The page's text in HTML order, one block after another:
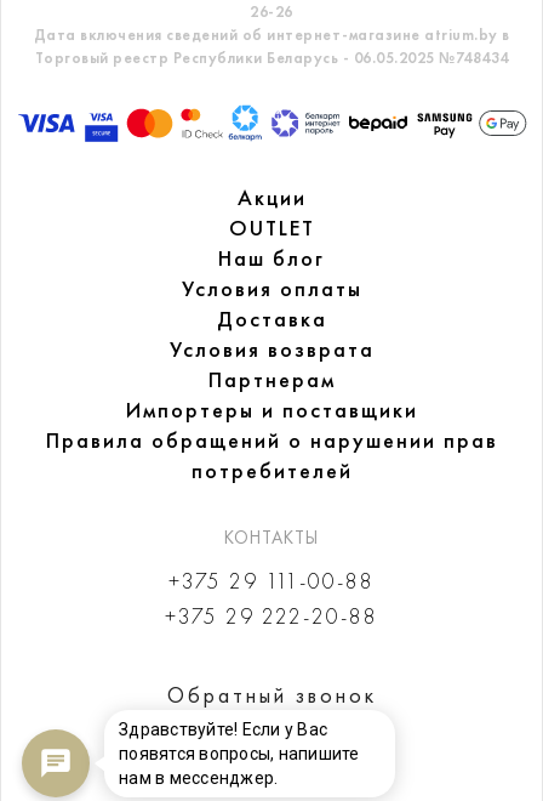
26-26
Дата включения сведений об интернет-магазине atrium.by в
Торговый реестр Республики Беларусь - 06.05.2025 №748434
Акции
OUTLET
Наш блог
Условия оплаты
Доставка
Условия возврата
Партнерам
Импортеры и поставщики
Правила обращений о нарушении прав
потребителей
КОНТАКТЫ
+375 29 111-00-88
+375 29 222-20-88
Обратный звонок
Здравствуйте! Если у Вас
появятся вопросы, напишите
нам в мессенджер.